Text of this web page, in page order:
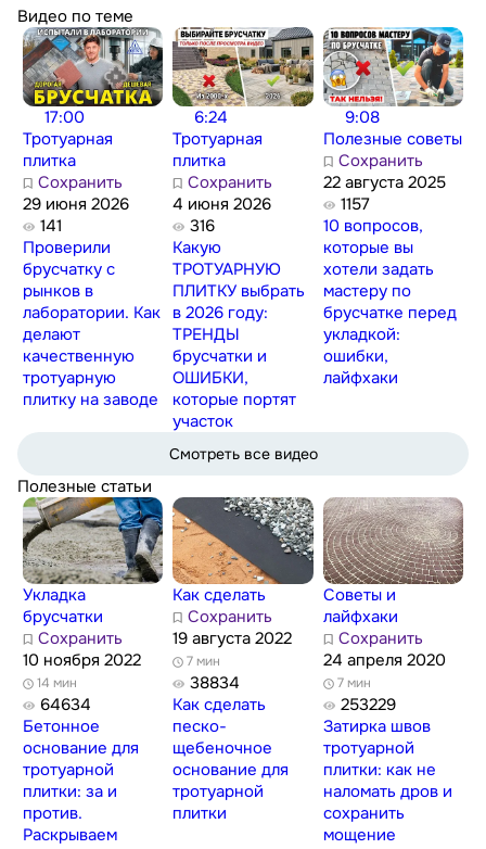
Видео по теме
17:00
Тротуарная
плитка
Сохранить
29 июня 2026
141
Проверили
брусчатку с
рынков в
лаборатории. Как
делают
качественную
тротуарную
плитку на заводе
6:24
Тротуарная
плитка
Сохранить
4 июня 2026
316
Какую
ТРОТУАРНУЮ
ПЛИТКУ выбрать
в 2026 году:
ТРЕНДЫ
брусчатки и
ОШИБКИ,
которые портят
участок
9:08
Полезные советы
Сохранить
22 августа 2025
1157
10 вопросов,
которые вы
хотели задать
мастеру по
брусчатке перед
укладкой:
ошибки,
лайфхаки
Смотреть все видео
Полезные статьи
Укладка
брусчатки
Сохранить
10 ноября 2022
14 мин
64634
Бетонное
основание для
тротуарной
плитки: за и
против.
Раскрываем
Как сделать
Сохранить
19 августа 2022
7 мин
38834
Как сделать
песко-
щебеночное
основание для
тротуарной
плитки
Советы и
лайфхаки
Сохранить
24 апреля 2020
7 мин
253229
Затирка швов
тротуарной
плитки: как не
наломать дров и
сохранить
мощение